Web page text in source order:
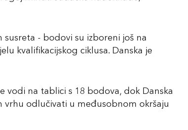
susreta - bodovi su izboreni još na
kvalifikacijskog ciklusa. Danska je
vodi na tablici s 18 bodova, dok Danska
vrhu odlučivati u međusobnom okršaju